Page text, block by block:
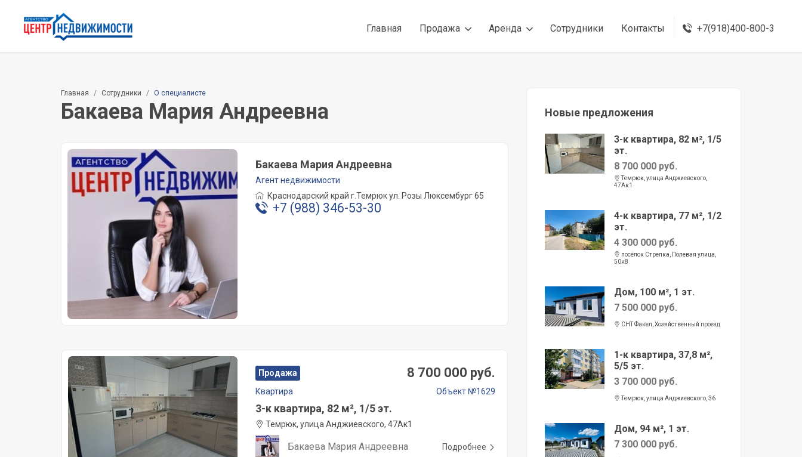
Главная Продажа Аренда Сотрудники Контакты +7(918)400-800-3
Главная Сотрудники О специалисте
Бакаева Мария Андреевна
Бакаева Мария Андреевна
Агент недвижимости
Краснодарский край г.Темрюк ул. Розы Люксембург 65
+7 (988) 346-53-30
Продажа 8 700 000 руб.
Квартира Объект №1629
3-к квартира, 82 м², 1/5 эт.
Темрюк, улица Анджиевского, 47Ак1
Бакаева Мария Андреевна Подробнее
Новые предложения
3-к квартира, 82 м², 1/5
эт.
8 700 000 руб.
Темрюк, улица Анджиевского,
47Ак1
4-к квартира, 77 м², 1/2
эт.
4 300 000 руб.
посёлок Стрелка, Полевая улица,
50к8
Дом, 100 м², 1 эт.
7 500 000 руб.
СНТ Факел, Хозяйственный проезд
1-к квартира, 37,8 м²,
5/5 эт.
3 700 000 руб.
Темрюк, улица Анджиевского, 36
Дом, 94 м², 1 эт.
7 300 000 руб.